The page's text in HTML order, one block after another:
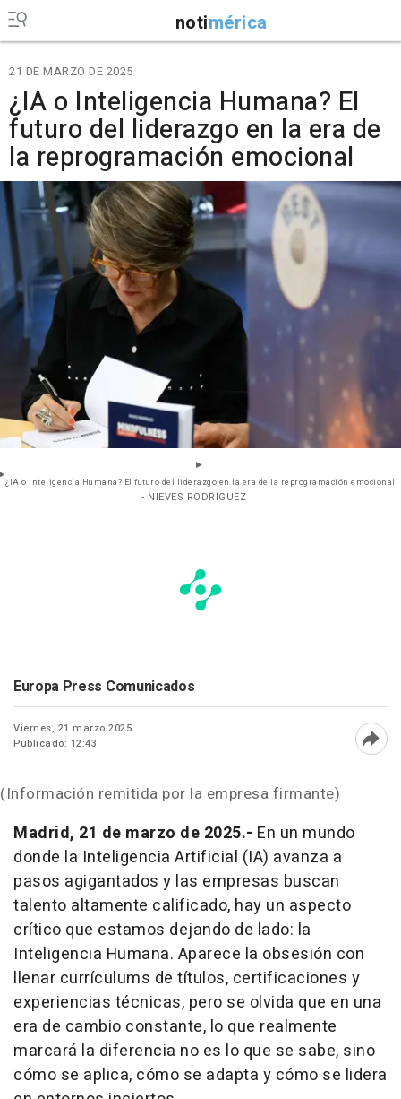
notimérica
21 DE MARZO DE 2025
¿IA o Inteligencia Humana? El
futuro del liderazgo en la era de
la reprogramación emocional
¿IA o Inteligencia Humana? El futuro del liderazgo en la era de la reprogramación emocional
- NIEVES RODRÍGUEZ
Europa Press Comunicados
Viernes, 21 marzo 2025
Publicado: 12:43
(Información remitida por la empresa firmante)
Madrid, 21 de marzo de 2025.- En un mundo
donde la Inteligencia Artificial (IA) avanza a
pasos agigantados y las empresas buscan
talento altamente calificado, hay un aspecto
crítico que estamos dejando de lado: la
Inteligencia Humana. Aparece la obsesión con
llenar currículums de títulos, certificaciones y
experiencias técnicas, pero se olvida que en una
era de cambio constante, lo que realmente
marcará la diferencia no es lo que se sabe, sino
cómo se aplica, cómo se adapta y cómo se lidera